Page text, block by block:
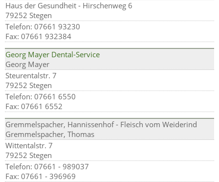
Haus der Gesundheit - Hirschenweg 6
79252 Stegen
Telefon: 07661 93230
Fax: 07661 932384
Georg Mayer Dental-Service
Georg Mayer
Steurentalstr. 7
79252 Stegen
Telefon: 07661 6550
Fax: 07661 6552
Gremmelspacher, Hannissenhof - Fleisch vom Weiderind
Gremmelspacher, Thomas
Wittentalstr. 7
79252 Stegen
Telefon: 07661 - 989037
Fax: 07661 - 396969